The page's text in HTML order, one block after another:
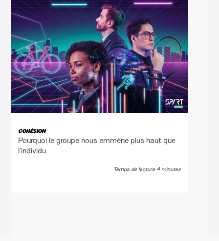
COHÉSION
Pourquoi le groupe nous emmène plus haut que
l'individu
Temps de lecture 4 minutes